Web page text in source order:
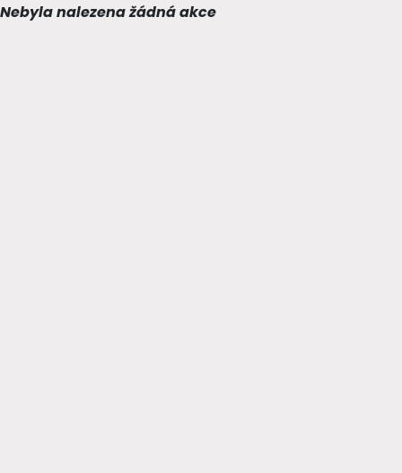
Nebyla nalezena žádná akce